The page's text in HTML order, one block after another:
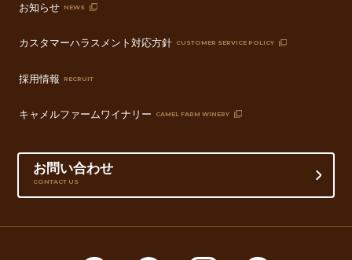
お知らせ NEWS
カスタマーハラスメント対応方針 CUSTOMER SERVICE POLICY
採用情報 RECRUIT
キャメルファームワイナリー CAMEL FARM WINERY
お問い合わせ
CONTACT US